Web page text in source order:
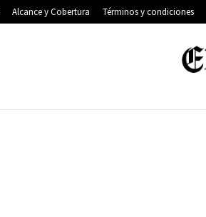
Alcance y Cobertura Términos y condiciones